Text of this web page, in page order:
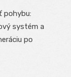
pohybu:
systém a
po